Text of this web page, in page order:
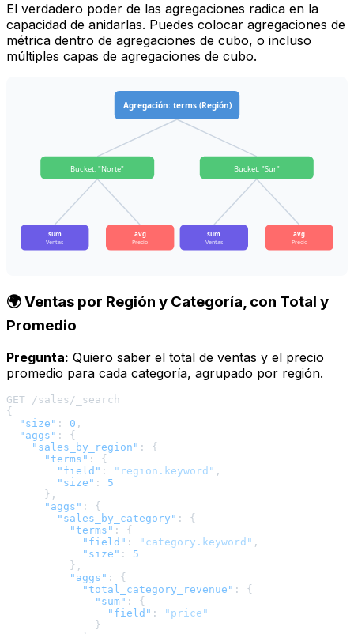
El verdadero poder de las agregaciones radica en la
capacidad de anidarlas. Puedes colocar agregaciones de
métrica dentro de agregaciones de cubo, o incluso
múltiples capas de agregaciones de cubo.
Agregación: terms (Región)
Bucket: "Norte" Bucket: "Sur"
sum
Ventas
avg
Precio
sum
Ventas
avg
Precio
🌍 Ventas por Región y Categoría, con Total y
Promedio
Pregunta: Quiero saber el total de ventas y el precio
promedio para cada categoría, agrupado por región.
{
"size" : 0 ,
"aggs" :
{
"sales_by_region" :
{
"terms" :
{
"field" : "region.keyword" ,
"size" :
5
} ,
"aggs" :
{
"sales_by_category" :
{
"terms" :
{
"field" : "category.keyword" ,
"size" :
5
} ,
"aggs" :
{
"total_category_revenue" :
{
"sum" :
{
"field" :
"price"
}